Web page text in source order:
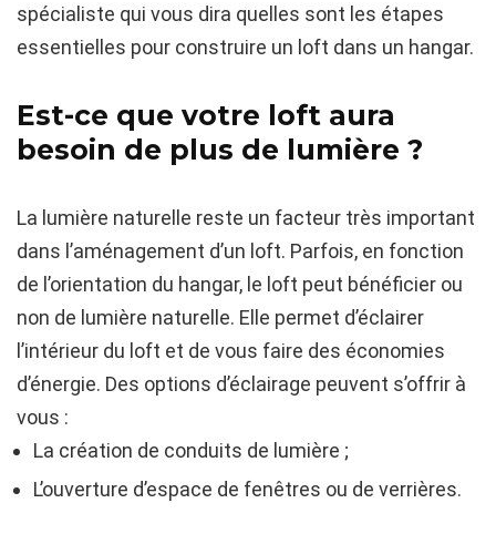
spécialiste qui vous dira quelles sont les étapes
essentielles pour construire un loft dans un hangar.
Est-ce que votre loft aura
besoin de plus de lumière ?
La lumière naturelle reste un facteur très important
dans l’aménagement d’un loft. Parfois, en fonction
de l’orientation du hangar, le loft peut bénéficier ou
non de lumière naturelle. Elle permet d’éclairer
l’intérieur du loft et de vous faire des économies
d’énergie. Des options d’éclairage peuvent s’offrir à
vous :
La création de conduits de lumière ;
L’ouverture d’espace de fenêtres ou de verrières.